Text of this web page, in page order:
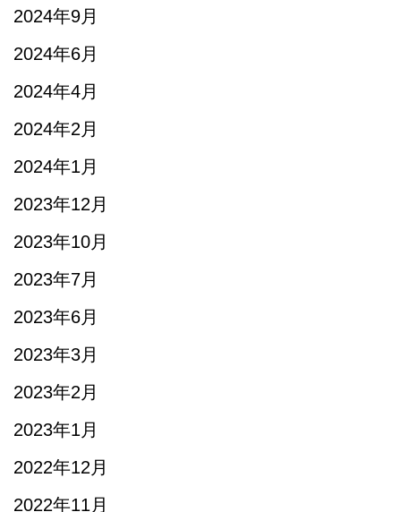
2024年9月
2024年6月
2024年4月
2024年2月
2024年1月
2023年12月
2023年10月
2023年7月
2023年6月
2023年3月
2023年2月
2023年1月
2022年12月
2022年11月